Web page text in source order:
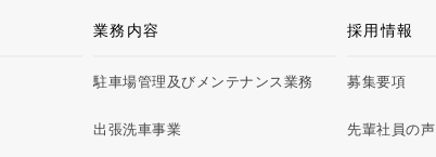
業務内容
駐車場管理及びメンテナンス業務
出張洗車事業
採用情報
募集要項
先輩社員の声